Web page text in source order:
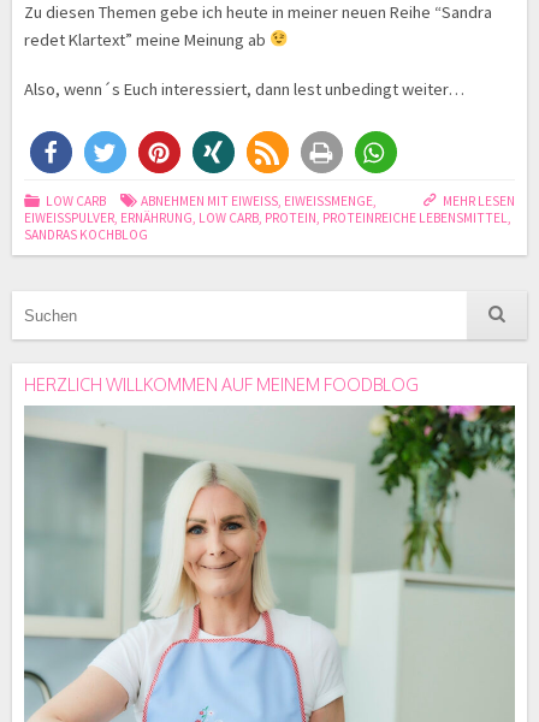
Zu diesen Themen gebe ich heute in meiner neuen Reihe “Sandra
redet Klartext” meine Meinung ab
Also, wenn´s Euch interessiert, dann lest unbedingt weiter…
MEHR LESEN
LOW CARB ABNEHMEN MIT EIWEISS , EIWEISSMENGE ,
EIWEISSPULVER , ERNÄHRUNG, LOW CARB, PROTEIN, PROTEINREICHE LEBENSMITTEL,
SANDRAS KOCHBLOG
HERZLICH WILLKOMMEN AUF MEINEM FOODBLOG